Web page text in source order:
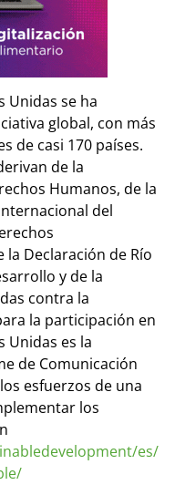
Unidas se ha
global, con más
de casi 170 países.
de la
Humanos, de la
del
la Declaración de Río
y de la
contra la
la participación en
Unidas es la
de Comunicación
esfuerzos de una
los
es/